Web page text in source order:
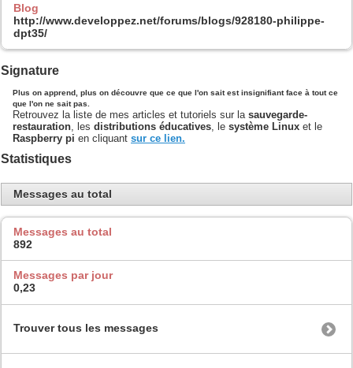
Blog
http://www.developpez.net/forums/blogs/928180-philippe-
dpt35/
Signature
Plus on apprend, plus on découvre que ce que l'on sait est insignifiant face à tout ce
que l'on ne sait pas.
Retrouvez la liste de mes articles et tutoriels sur la sauvegarde-
restauration, les distributions éducatives, le système Linux et le
Raspberry pi en cliquant sur ce lien.
Statistiques
Messages au total
Messages au total
892
Messages par jour
0,23
Trouver tous les messages